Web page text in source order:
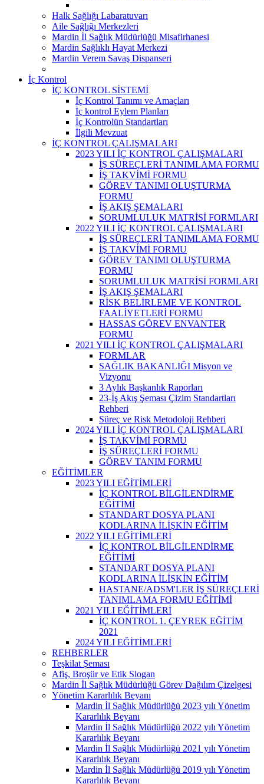
Halk Sağlığı Labaratuvarı
Aile Sağlığı Merkezleri
Mardin İl Sağlık Müdürlüğü Misafirhanesi
Mardin Sağlıklı Hayat Merkezi
Mardin Verem Savaş Dispanseri
İç Kontrol
İÇ KONTROL SİSTEMİ
İç Kontrol Tanımı ve Amaçları
İç kontrol Eylem Planları
İç Kontrolün Standartları
İlgili Mevzuat
İÇ KONTROL ÇALIŞMALARI
2023 YILI İÇ KONTROL ÇALIŞMALARI
İŞ SÜREÇLERİ TANIMLAMA FORMU
İŞ TAKVİMİ FORMU
GÖREV TANIMI OLUŞTURMA
FORMU
İŞ AKIŞ ŞEMALARI
SORUMLULUK MATRİSİ FORMLARI
2022 YILI İÇ KONTROL ÇALIŞMALARI
İŞ SÜREÇLERİ TANIMLAMA FORMU
İŞ TAKVİMİ FORMU
GÖREV TANIMI OLUŞTURMA
FORMU
SORUMLULUK MATRİSİ FORMLARI
İŞ AKIŞ ŞEMALARI
RİSK BELİRLEME VE KONTROL
FAALİYETLERİ FORMU
HASSAS GÖREV ENVANTER
FORMU
2021 YILI İÇ KONTROL ÇALIŞMALARI
FORMLAR
SAĞLIK BAKANLIĞI Misyon ve
Vizyonu
3 Aylık Başkanlık Raporları
23-İş Akış Şeması Çizim Standartları
Rehberi
Süreç ve Risk Metodoloji Rehberi
2024 YILI İÇ KONTROL ÇALIŞMALARI
İŞ TAKVİMİ FORMU
İŞ SÜREÇLERİ FORMU
GÖREV TANIM FORMU
EĞİTİMLER
2023 YILI EĞİTİMLERİ
İÇ KONTROL BİLGİLENDİRME
EĞİTİMİ
STANDART DOSYA PLANI
KODLARINA İLİŞKİN EĞİTİM
2022 YILI EĞİTİMLERİ
İÇ KONTROL BİLGİLENDİRME
EĞİTİMİ
STANDART DOSYA PLANI
KODLARINA İLİŞKİN EĞİTİM
HASTANE/ADSM'LER İŞ SÜREÇLERİ
TANIMLAMA FORMU EĞİTİMİ
2021 YILI EĞİTİMLERİ
İÇ KONTROL 1. ÇEYREK EĞİTİM
2021
2024 YILI EĞİTİMLERİ
REHBERLER
Teşkilat Şeması
Afiş, Broşür ve Etik Slogan
Mardin İl Sağlık Müdürlüğü Görev Dağılım Çizelgesi
Yönetim Kararlılık Beyanı
Mardin İl Sağlık Müdürlüğü 2023 yılı Yönetim
Kararlılık Beyanı
Mardin İl Sağlık Müdürlüğü 2022 yılı Yönetim
Kararlılık Beyanı
Mardin İl Sağlık Müdürlüğü 2021 yılı Yönetim
Kararlılık Beyanı
Mardin İl Sağlık Müdürlüğü 2019 yılı Yönetim
Kararlılık Beyanı